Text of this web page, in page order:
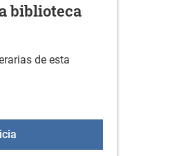
biblioteca
de esta